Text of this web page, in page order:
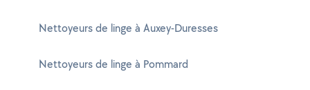
Nettoyeurs de linge à Auxey-Duresses
Nettoyeurs de linge à Pommard